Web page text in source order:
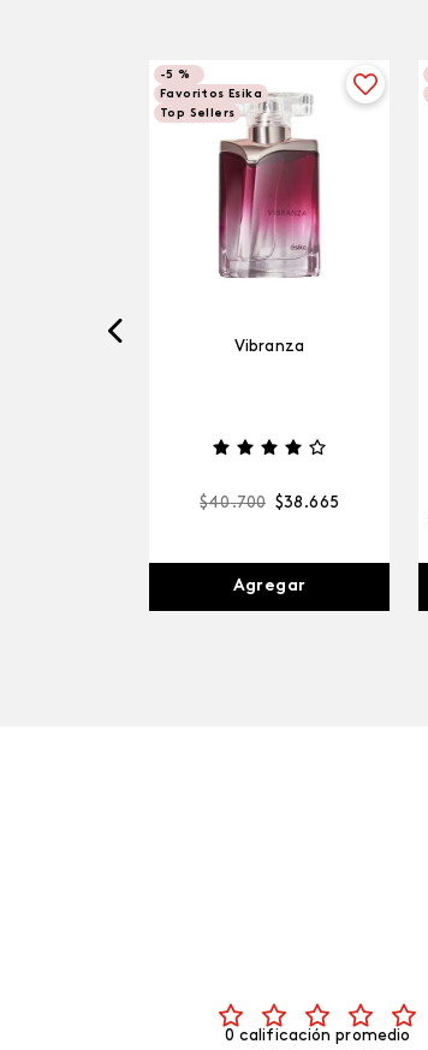
-5 %
Favoritos Esika
Top Sellers
Vibranza
$40.700 $38 .665
Agregar
0 calificación promedio